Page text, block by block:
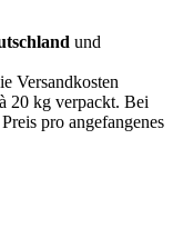
und
Versandkosten
20 kg verpackt. Bei
pro angefangenes